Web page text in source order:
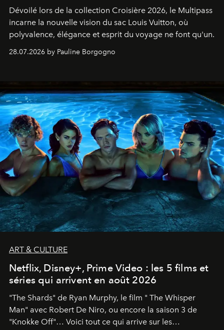
Dévoilé lors de la collection Croisière 2026, le Multipass
incarne la nouvelle vision du sac Louis Vuitton, où
polyvalence, élégance et esprit du voyage ne font qu'un.
28.07.2026 by Pauline Borgogno
ART & CULTURE
Netflix, Disney+, Prime Video : les 5 films et
séries qui arrivent en août 2026
"The Shards" de Ryan Murphy, le film " The Whisper
Man" avec Robert De Niro, ou encore la saison 3 de
"Knokke Off"… Voici tout ce qui arrive sur les